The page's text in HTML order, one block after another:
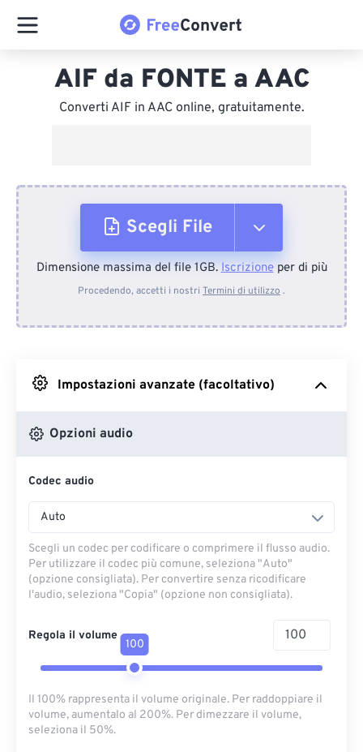
AIF da FONTE a AAC
Converti AIF in AAC online, gratuitamente.
Scegli File
Dal dispositivo
Da Google Drive
Dimensione massima del file 1GB.Iscrizioneper di più
Procedendo, accetti i nostri Termini di utilizzo .
Impostazioni avanzate (facoltativo)
Opzioni audio
Codec audio
Auto
Scegli un codec per codificare o comprimere il flusso audio.
Per utilizzare il codec più comune, seleziona "Auto"
(opzione consigliata). Per convertire senza ricodificare
l'audio, seleziona "Copia" (opzione non consigliata).
Regola il volume
100
Il 100% rappresenta il volume originale. Per raddoppiare il
volume, aumentalo al 200%. Per dimezzare il volume,
seleziona il 50%.